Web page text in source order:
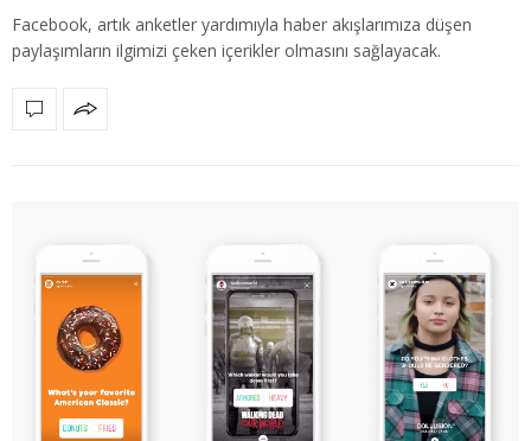
Facebook, artık anketler yardımıyla haber akışlarımıza düşen
paylaşımların ilgimizi çeken içerikler olmasını sağlayacak.